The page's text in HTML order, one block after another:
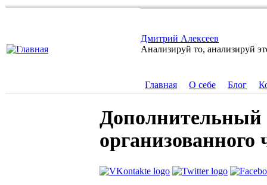
Перейти к основному содержанию
Дмитрий Алексеев
Анализируй то, анализируй
Главная О себе Блог
Дополнительный
организованного